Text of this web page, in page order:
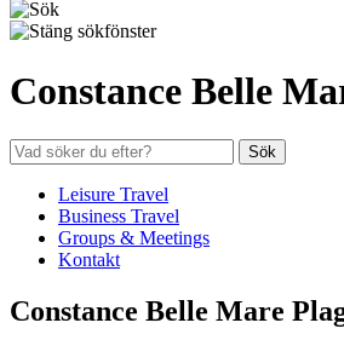
Constance Belle
Search
for:
Leisure Travel
Business Travel
Groups & Meetings
Kontakt
Constance Belle Mare